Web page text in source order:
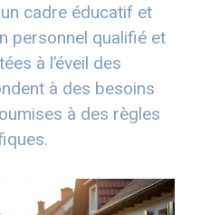
cadre éducatif et
personnel qualifié et
à l’éveil des
à des besoins
à des règles